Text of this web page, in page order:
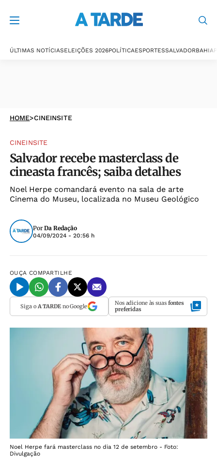
ÚLTIMAS NOTÍCIASELEIÇÕES 2026POLÍTICAESPORTESSALVADORBAHIA
HOME>CINEINSITE
CINEINSITE
Salvador recebe masterclass de
cineasta francês; saiba detalhes
Noel Herpe comandará evento na sala de arte
Cinema do Museu, localizada no Museu Geológico
Por Da Redação
04/09/2024 - 20:56 h
OUÇA COMPARTILHE
Siga o A TARDEno Google Nos adicione às suas fontes
preferidas
Noel Herpe fará masterclass no dia 12 de setembro - Foto:
Divulgação